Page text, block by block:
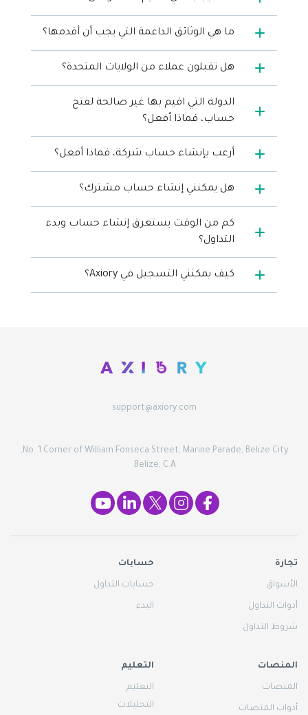
ما هي الوثائق الداعمة التي يجب أن أقدمها؟
هل تقبلون عملاء من الولايات المتحدة؟
الدولة التي اقيم بها غير صالحة لفتح
حساب، فماذا أفعل؟
أرغب بإنشاء حساب شركة، فماذا أفعل؟
هل يمكنني إنشاء حساب مشترك؟
كم من الوقت يستغرق إنشاء حساب وبدء
التداول؟
كيف يمكنني التسجيل في Axiory؟
support@axiory.com
No. 1 Corner of William Fonseca Street, Marine Parade, Belize City,
Belize, C.A.
تجارة
الأسواق
أدوات التداول
شروط التداول
حسابات
حسابات التداول
البدء
المنصات
المنصات
أدوات المنصات
التعليم
التعليم
التحليلات